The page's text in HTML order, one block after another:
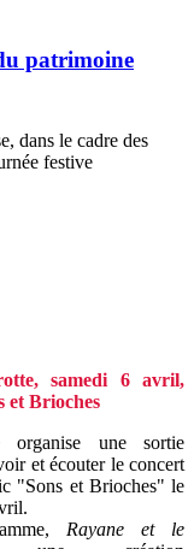
patrimoine
dans le cadre des
festive
samedi 6 avril,
et Brioches
organise une sortie
et écouter le concert
"Sons et Brioches" le
Rayane et le